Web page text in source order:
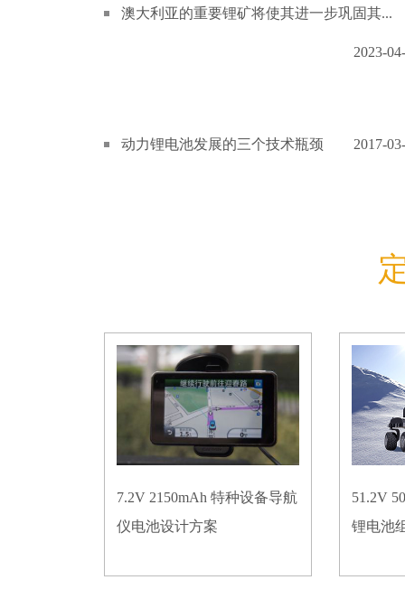
澳大利亚的重要锂矿将使其进一步巩固其...
2023-
动力锂电池发展的三个技术瓶颈 2017-
7.2V 2150mAh 特种设备导航
仪电池设计方案
51.2V
锂电池